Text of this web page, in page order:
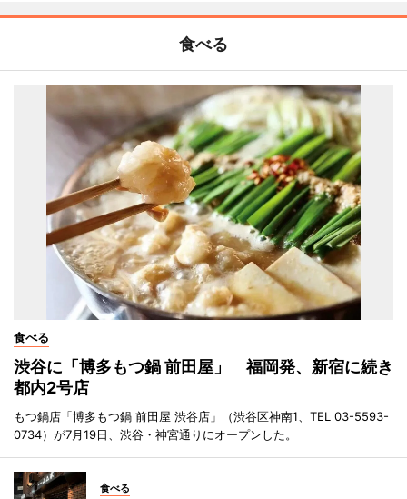
食べる
食べる
渋谷に「博多もつ鍋 前田屋」 福岡発、新宿に続き
都内2号店
もつ鍋店「博多もつ鍋 前田屋 渋谷店」（渋谷区神南1、TEL 03-5593-
0734）が7月19日、渋谷・神宮通りにオープンした。
食べる